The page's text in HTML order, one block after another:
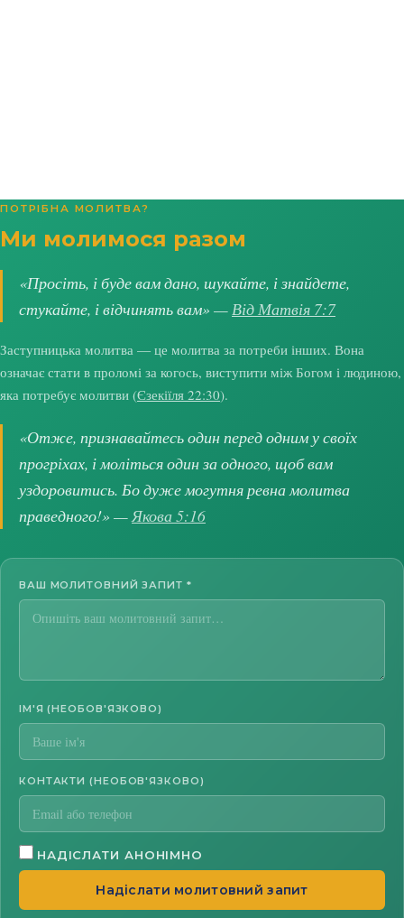
ПОТРІБНА МОЛИТВА?
Ми молимося разом
«Просіть, і буде вам дано, шукайте, і знайдете,
стукайте, і відчинять вам» —Від Матвія 7:7
Заступницька молитва — це молитва за потреби інших. Вона
означає стати в проломі за когось, виступити між Богом і людиною,
яка потребує молитви (Єзекіїля 22:30).
«Отже, признавайтесь один перед одним у своїх
прогріхах, і моліться один за одного, щоб вам
уздоровитись. Бо дуже могутня ревна молитва
праведного!» —Якова 5:16
ВАШ МОЛИТОВНИЙ ЗАПИТ *
ІМ'Я (НЕОБОВ'ЯЗКОВО)
КОНТАКТИ (НЕОБОВ'ЯЗКОВО)
НАДІСЛАТИ АНОНІМНО
Надіслати молитовний запит